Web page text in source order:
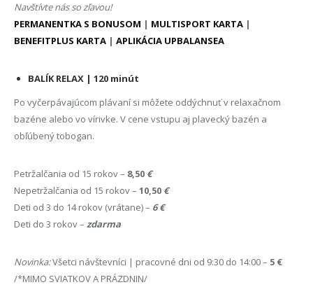
Navštívte nás so zľavou!
PERMANENTKA S BONUSOM | MULTISPORT KARTA |
BENEFITPLUS KARTA | APLIKÁCIA UPBALANSEA
BALÍK RELAX | 120 minút
Po vyčerpávajúcom plávaní si môžete oddýchnuť v relaxačnom
bazéne alebo vo vírivke. V cene vstupu aj plavecký bazén a
obľúbený tobogan.
Petržalčania od 15 rokov – 8,50 €
Nepetržalčania od 15 rokov – 10,50 €
Deti od 3 do 14 rokov (vrátane) – 6 €
Deti do 3 rokov – zdarma
Novinka:Všetci návštevníci | pracovné dni od 9:30 do 14:00 – 5 €
/*MIMO SVIATKOV A PRÁZDNIN/